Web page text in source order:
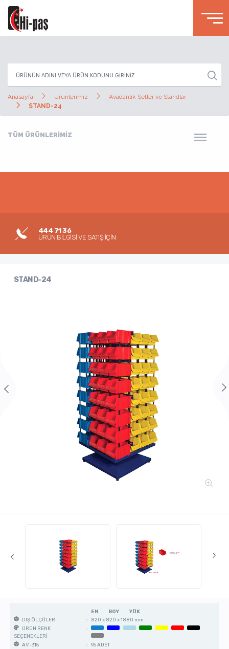
Anasayfa Ürünlerimiz
Avadanlık Setler ve Standlar
STAND-24
TÜM ÜRÜNLERİMİZ
444 71 36
ÜRÜN BİLGİSİ VE SATIŞ İÇİN
STAND-24
EN BOY
YÜK
DIŞ ÖLÇÜLER
:
820 x 820 x 1880 mm
ÜRÜN RENK
SEÇENEKLERİ
:
AV-315 : 96 ADET